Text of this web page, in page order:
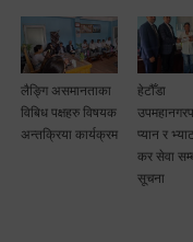
लैङ्गि असमानताका
विबिध पक्षहरु विषयक
अन्तक्रिया कार्यक्रम
हेटौँडा
प्यान र
कर सेवा
सूचना